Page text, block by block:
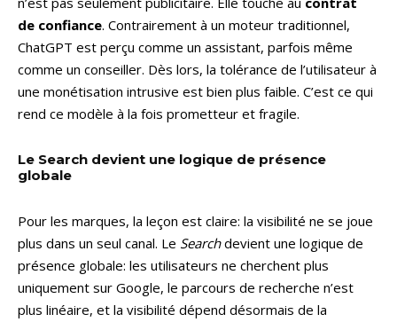
de confiance. Contrairement à un moteur traditionnel,
ChatGPT est perçu comme un assistant, parfois même
comme un conseiller. Dès lors, la tolérance de l’utilisateur à
une monétisation intrusive est bien plus faible. C’est ce qui
rend ce modèle à la fois prometteur et fragile.
Le Search devient une logique de présence
globale
Pour les marques, la leçon est claire: la visibilité ne se joue
plus dans un seul canal. Le Searchdevient une logique de
présence globale: les utilisateurs ne cherchent plus
uniquement sur Google, le parcours de recherche n’est
plus linéaire, et la visibilité dépend désormais de la